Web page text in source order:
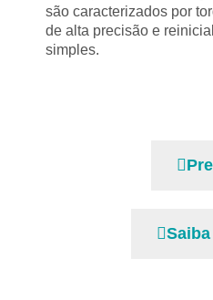
são caracterizados por
de alta precisão e
simples.